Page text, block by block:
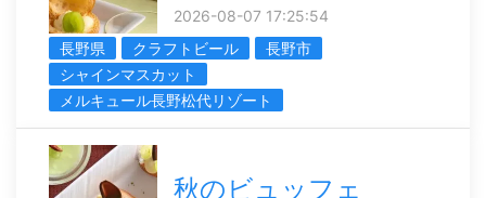
2026-08-07 17:25:54
長野県
クラフトビール
長野市
シャインマスカット
メルキュール長野松代リゾート
秋のビュッフェ